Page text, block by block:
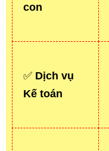
con
✅ Dịch vụ
Kế toán